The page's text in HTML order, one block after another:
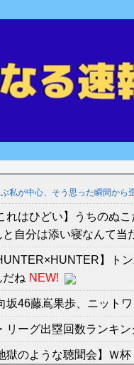
私が中心、そう思った瞬間から
れはひどい】うちのぬ
と自分は添い寝なんて当
】ト
だね NEW!
坂46藤嶌果歩、ニット
リーグ出塁回数ランキ
獄のような聴聞会】Ｗ